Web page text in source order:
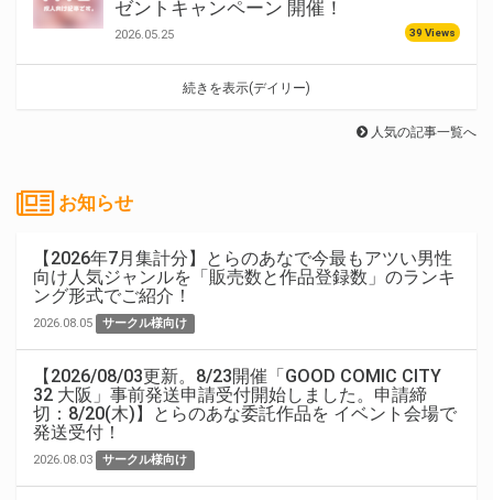
ゼントキャンペーン 開催！
2026.05.25 39 Views
続きを表示(デイリー)
人気の記事一覧へ
お知らせ
【2026年7月集計分】とらのあなで今最もアツい男性
向け人気ジャンルを「販売数と作品登録数」のランキ
ング形式でご紹介！
2026.08.05 サークル様向け
【2026/08/03更新。8/23開催「GOOD COMIC CITY
32 大阪」事前発送申請受付開始しました。申請締
切：8/20(木)】とらのあな委託作品を イベント会場で
発送受付！
2026.08.03 サークル様向け